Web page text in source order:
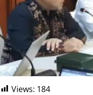
Views: 184